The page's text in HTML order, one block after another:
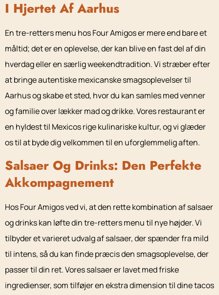
I Hjertet Af Aarhus
En tre-retters menu hos Four Amigos er mere end bare et
måltid; det er en oplevelse, der kan blive en fast del af din
hverdag eller en særlig weekendtradition. Vi stræber efter
at bringe autentiske mexicanske smagsoplevelser til
Aarhus og skabe et sted, hvor du kan samles med venner
og familie over lækker mad og drikke. Vores restaurant er
en hyldest til Mexicos rige kulinariske kultur, og vi glæder
os til at byde dig velkommen til en uforglemmelig aften.
Salsaer Og Drinks: Den Perfekte
Akkompagnement
Hos Four Amigos ved vi, at den rette kombination af salsaer
og drinks kan løfte din tre-retters menu til nye højder. Vi
tilbyder et varieret udvalg af salsaer, der spænder fra mild
til intens, så du kan finde præcis den smagsoplevelse, der
passer til din ret. Vores salsaer er lavet med friske
ingredienser, som tilføjer en ekstra dimension til dine tacos